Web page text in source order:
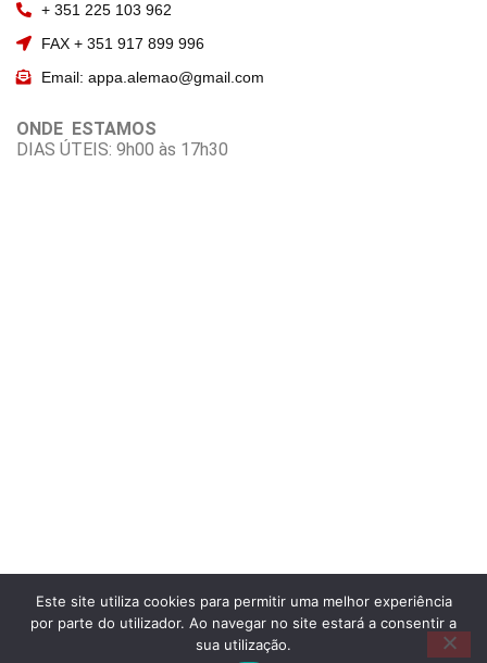
+ 351 225 103 962
FAX + 351 917 899 996
Email: appa.alemao@gmail.com
ONDE ESTAMOS
DIAS ÚTEIS: 9h00 às 17h30
Este site utiliza cookies para permitir uma melhor experiência
por parte do utilizador. Ao navegar no site estará a consentir a
sua utilização.